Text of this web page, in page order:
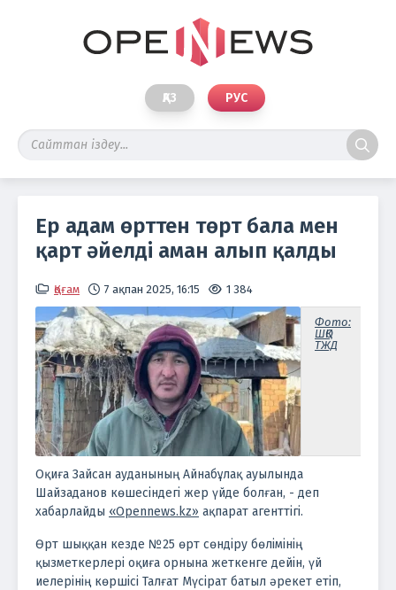
ҚАЗ РУС
Ер адам өрттен төрт бала мен
қарт әйелді аман алып қалды
Қоғам 7 ақпан 2025, 16:15 1 384
Фото:
ШҚО
ТЖД
Оқиға Зайсан ауданының Айнабұлақ ауылында
Шайзаданов көшесіндегі жер үйде болған, - деп
хабарлайды «Opennews.kz» ақпарат агенттігі.
Өрт шыққан кезде №25 өрт сөндіру бөлімінің
қызметкерлері оқиға орнына жеткенге дейін, үй
иелерінің көршісі Талғат Мүсірат батыл әрекет етіп,